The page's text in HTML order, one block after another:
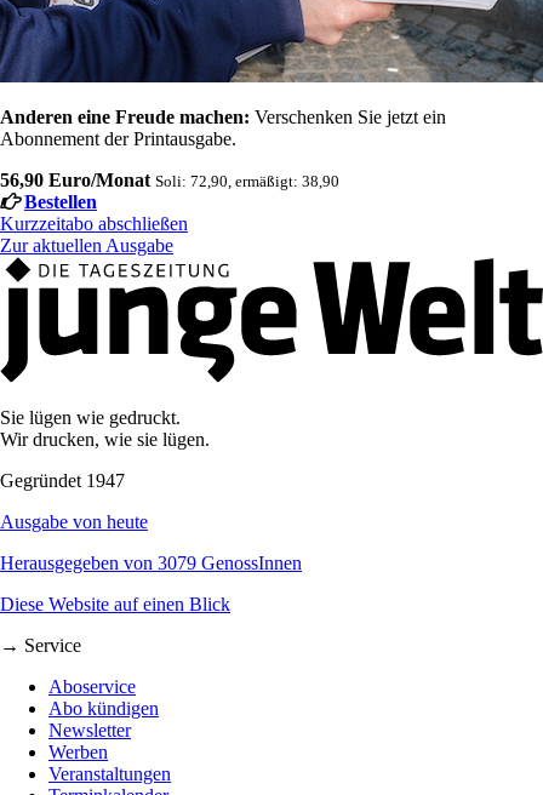
Anderen eine Freude machen: Verschenken Sie jetzt ein
Abonnement der Printausgabe.
56,90 Euro/Monat Soli: 72,90, ermäßigt: 38,90
Bestellen
Kurzzeitabo abschließen
Zur aktuellen Ausgabe
Sie lügen wie gedruckt.
Wir drucken, wie sie lügen.
Gegründet 1947
Ausgabe von heute
Herausgegeben von 3079 GenossInnen
Diese Website auf einen Blick
→ Service
Aboservice
Abo kündigen
Newsletter
Werben
Veranstaltungen